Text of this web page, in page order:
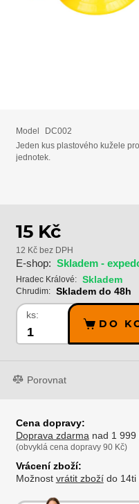
Model
DC002
Jeden kus plastového kužele
jednotek.
15 Kč
12 Kč bez DPH
E-shop: Skladem -
Hradec Králové: Skladem
Chrudim: Skladem do 48h
ks:
DO
Porovnat
Cena dopravy:
Doprava zdarma nad 1 999
(obvyklá cena dopravy 90 Kč)
Vrácení zboží:
Možnost vrátit zbožído 14ti